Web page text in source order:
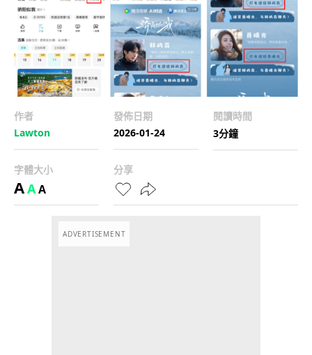
作者
Lawton
發佈日期
2026-01-24
閱讀時間
3分鐘
字體大小
AAA
分享
ADVERTISEMENT